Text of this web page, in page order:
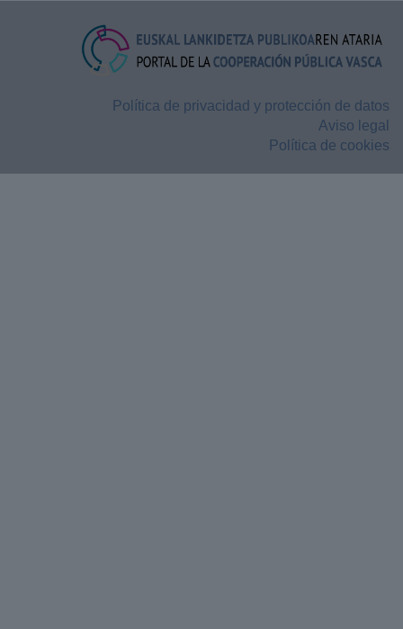
Política de privacidad y protección de datos
Aviso legal
Política de cookies